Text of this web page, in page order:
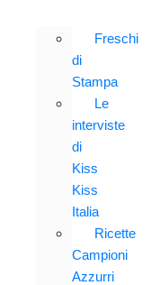
Freschi
di
Stampa
Le
interviste
di
Kiss
Kiss
Italia
Ricette
Campioni
Azzurri